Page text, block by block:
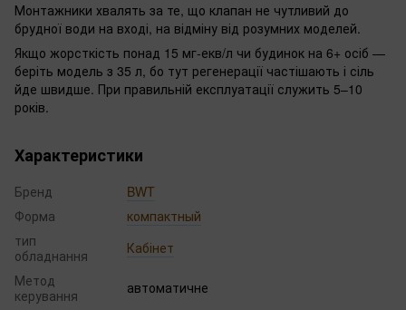
Монтажники хвалять за те, що клапан не чутливий до
брудної води на вході, на відміну від розумних моделей.
Якщо жорсткість понад 15 мг-екв/л чи будинок на 6+ осіб —
беріть модель з 35 л, бо тут регенерації частішають і сіль
йде швидше. При правильній експлуатації служить 5–10
років.
Характеристики
Бренд
BWT
Форма
компактный
тип
обладнання
Кабінет
Метод
керування
автоматичне